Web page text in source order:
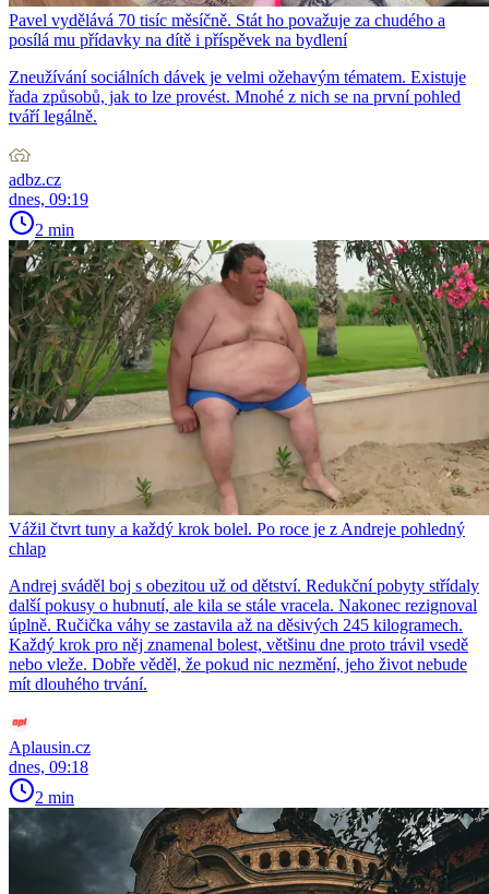
Pavel vydělává 70 tisíc měsíčně. Stát ho považuje za chudého a
posílá mu přídavky na dítě i příspěvek na bydlení
Zneužívání sociálních dávek je velmi ožehavým tématem. Existuje
řada způsobů, jak to lze provést. Mnohé z nich se na první pohled
tváří legálně.
adbz.cz
dnes, 09:19
2 min
Vážil čtvrt tuny a každý krok bolel. Po roce je z Andreje pohledný
chlap
Andrej sváděl boj s obezitou už od dětství. Redukční pobyty střídaly
další pokusy o hubnutí, ale kila se stále vracela. Nakonec rezignoval
úplně. Ručička váhy se zastavila až na děsivých 245 kilogramech.
Každý krok pro něj znamenal bolest, většinu dne proto trávil vsedě
nebo vleže. Dobře věděl, že pokud nic nezmění, jeho život nebude
mít dlouhého trvání.
Aplausin.cz
dnes, 09:18
2 min